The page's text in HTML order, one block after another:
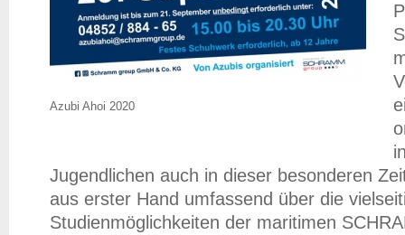
Azubi Ahoi 2020
Jugendlichen auch in dieser besonderen
aus erster Hand umfassend über die
Studienmöglichkeiten der maritimen